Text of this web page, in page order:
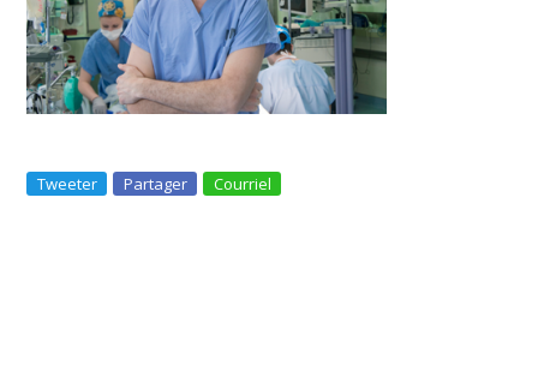
Tweeter Partager Courriel